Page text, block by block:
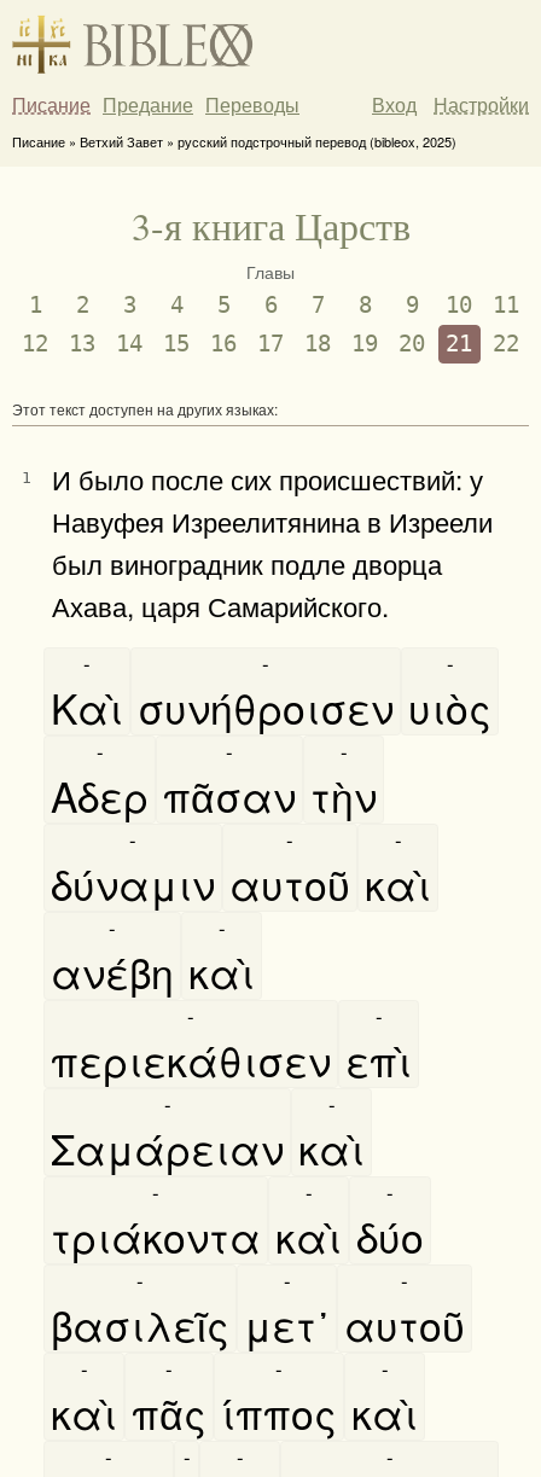
Писание Предание Переводы Вход Настройки
Писание » Ветхий Завет » русский подстрочный перевод (bibleox, 2025)
3-я книга Царств
Главы
1 2 3 4 5 6 7 8 9 10
11
12
13 14 15 16 17 18 19 20 21 22
Этот текст доступен на других языках:
1
И было после сих происшествий: у
Навуфея Изреелитянина в Изреели
был виноградник подле дворца
Ахава, царя Самарийского.
Καὶ
-
συνήθροισεν
-
υιὸς
-
Αδερ
-
πᾶσαν
-
τὴν
-
δύναμιν
-
αυτοῦ
-
καὶ
-
ανέβη
-
καὶ
-
περιεκάθισεν
-
επὶ
-
Σαμάρειαν
-
καὶ
-
τριάκοντα
-
καὶ
-
δύο
-
βασιλεῖς
-
μετ᾿
-
αυτοῦ
-
καὶ
-
πᾶς
-
ίππος
-
καὶ
-
- - - -